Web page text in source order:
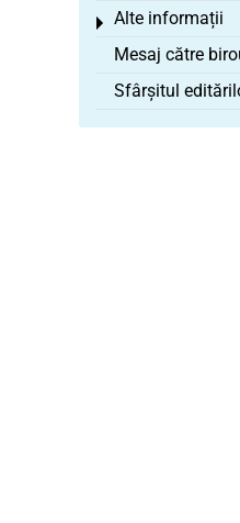
Alte informații
Toggle menu
Mesaj către
Sfârșitul